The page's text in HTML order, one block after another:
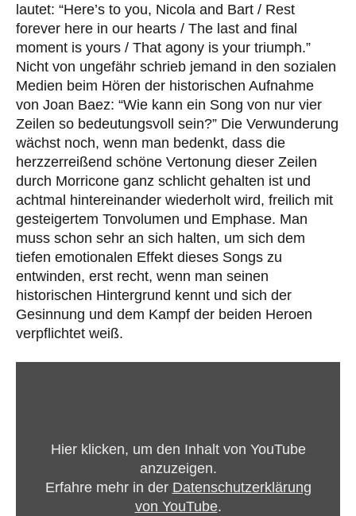
lautet: “Here’s to you, Nicola and Bart / Rest
forever here in our hearts / The last and final
moment is yours / That agony is your triumph.”
Nicht von ungefähr schrieb jemand in den sozialen
Medien beim Hören der historischen Aufnahme
von Joan Baez: “Wie kann ein Song von nur vier
Zeilen so bedeutungsvoll sein?” Die Verwunderung
wächst noch, wenn man bedenkt, dass die
herzzerreißend schöne Vertonung dieser Zeilen
durch Morricone ganz schlicht gehalten ist und
achtmal hintereinander wiederholt wird, freilich mit
gesteigertem Tonvolumen und Emphase. Man
muss schon sehr an sich halten, um sich dem
tiefen emotionalen Effekt dieses Songs zu
entwinden, erst recht, wenn man seinen
historischen Hintergrund kennt und sich der
Gesinnung und dem Kampf der beiden Heroen
verpflichtet weiß.
Nicola
Hier klicken, um den Inhalt von YouTube
anzuzeigen.
Erfahre mehr in der Datenschutzerklärung
von YouTube.